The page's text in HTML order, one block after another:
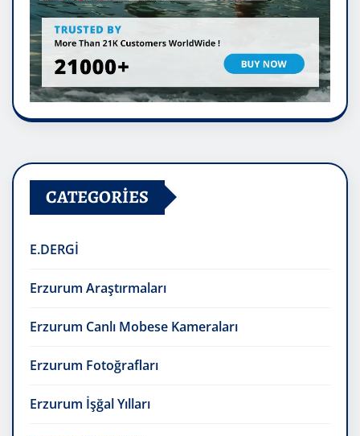
CATEGORIES
E.DERGİ
Erzurum Araştırmaları
Erzurum Canlı Mobese Kameraları
Erzurum Fotoğrafları
Erzurum İşğal Yılları